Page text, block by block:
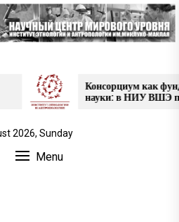
Консорциум как
науки: в НИУ ВШЭ
проектов НЦМУ
2026, Sunday
Menu